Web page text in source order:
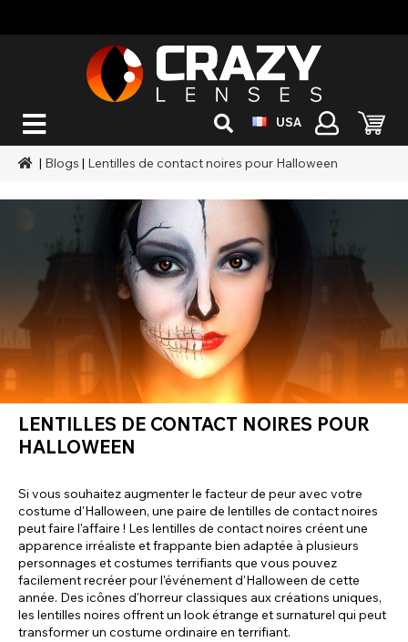
USA
| Blogs | Lentilles de contact noires pour Halloween
LENTILLES DE CONTACT NOIRES POUR
HALLOWEEN
Si vous souhaitez augmenter le facteur de peur avec votre
costume d'Halloween, une paire de lentilles de contact noires
peut faire l'affaire ! Les lentilles de contact noires créent une
apparence irréaliste et frappante bien adaptée à plusieurs
personnages et costumes terrifiants que vous pouvez
facilement recréer pour l'événement d'Halloween de cette
année. Des icônes d'horreur classiques aux créations uniques,
les lentilles noires offrent un look étrange et surnaturel qui peut
transformer un costume ordinaire en terrifiant.